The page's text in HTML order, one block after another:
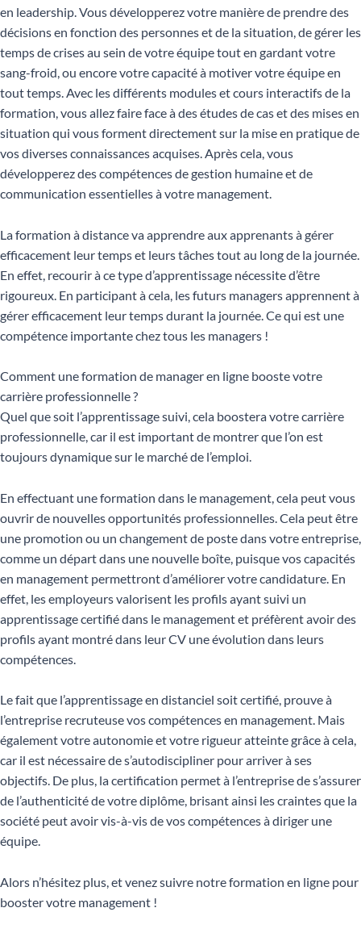
en leadership. Vous développerez votre manière de prendre des
décisions en fonction des personnes et de la situation, de gérer les
temps de crises au sein de votre équipe tout en gardant votre
sang-froid, ou encore votre capacité à motiver votre équipe en
tout temps. Avec les différents modules et cours interactifs de la
formation, vous allez faire face à des études de cas et des mises en
situation qui vous forment directement sur la mise en pratique de
vos diverses connaissances acquises. Après cela, vous
développerez des compétences de gestion humaine et de
communication essentielles à votre management.
La formation à distance va apprendre aux apprenants à gérer
efficacement leur temps et leurs tâches tout au long de la journée.
En effet, recourir à ce type d’apprentissage nécessite d’être
rigoureux. En participant à cela, les futurs managers apprennent à
gérer efficacement leur temps durant la journée. Ce qui est une
compétence importante chez tous les managers !
Comment une formation de manager en ligne booste votre
carrière professionnelle ?
Quel que soit l’apprentissage suivi, cela boostera votre carrière
professionnelle, car il est important de montrer que l’on est
toujours dynamique sur le marché de l’emploi.
En effectuant une formation dans le management, cela peut vous
ouvrir de nouvelles opportunités professionnelles. Cela peut être
une promotion ou un changement de poste dans votre entreprise,
comme un départ dans une nouvelle boîte, puisque vos capacités
en management permettront d’améliorer votre candidature. En
effet, les employeurs valorisent les profils ayant suivi un
apprentissage certifié dans le management et préfèrent avoir des
profils ayant montré dans leur CV une évolution dans leurs
compétences.
Le fait que l’apprentissage en distanciel soit certifié, prouve à
l’entreprise recruteuse vos compétences en management. Mais
également votre autonomie et votre rigueur atteinte grâce à cela,
car il est nécessaire de s’autodiscipliner pour arriver à ses
objectifs. De plus, la certification permet à l’entreprise de s’assurer
de l’authenticité de votre diplôme, brisant ainsi les craintes que la
société peut avoir vis-à-vis de vos compétences à diriger une
équipe.
Alors n’hésitez plus, et venez suivre notre formation en ligne pour
booster votre management !